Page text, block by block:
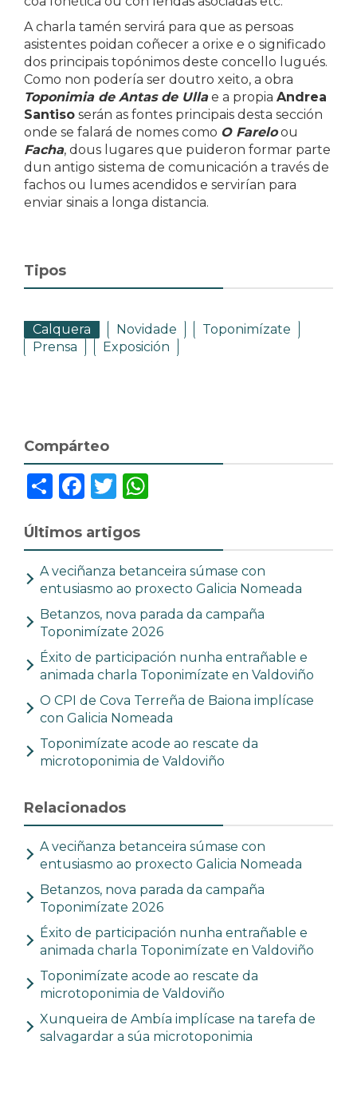
A charla tamén servirá para que as persoas
asistentes poidan coñecer a orixe e o significado
dos principais topónimos deste concello lugués.
Como non podería ser doutro xeito, a obra
Toponimia de Antas de Ullae a propia Andrea
Santiso serán as fontes principais desta sección
onde se falará de nomes como O Fareloou
Facha, dous lugares que puideron formar parte
dun antigo sistema de comunicación a través de
fachos ou lumes acendidos e servirían para
enviar sinais a longa distancia.
Tipos
Calquera Novidade
Toponimízate
Prensa
Exposición
Compárteo
Últimos artigos
A veciñanza betanceira súmase con
entusiasmo ao proxecto Galicia Nomeada
Betanzos, nova parada da campaña
Toponimízate 2026
Éxito de participación nunha entrañable e
animada charla Toponimízate en Valdoviño
O CPI de Cova Terreña de Baiona implícase
con Galicia Nomeada
Toponimízate acode ao rescate da
microtoponimia de Valdoviño
Relacionados
A veciñanza betanceira súmase con
entusiasmo ao proxecto Galicia Nomeada
Betanzos, nova parada da campaña
Toponimízate 2026
Éxito de participación nunha entrañable e
animada charla Toponimízate en Valdoviño
Toponimízate acode ao rescate da
microtoponimia de Valdoviño
Xunqueira de Ambía implícase na tarefa de
salvagardar a súa microtoponimia